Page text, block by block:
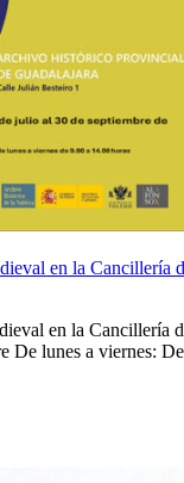
en la Cancillería
en la Cancillería
De lunes a viernes: De